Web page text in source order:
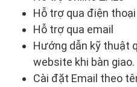
Hỗ trợ qua điện thoại
Hỗ trợ qua email
Hướng dẫn kỹ thuật
website khi bàn giao.
Cài đặt Email theo